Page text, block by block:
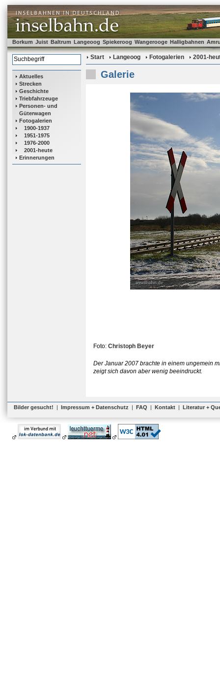
Borkum Juist Baltrum Langeoog Spiekeroog Wangerooge Halligbahnen
Aktuelles
Strecken
Geschichte
Triebfahrzeuge
Personen- und
Güterwagen
Fotogalerien
1900-1937
1951-1975
1976-2000
2001-heute
Erinnerungen
Start Langeoog Fotogalerien 2001-
Galerie
Foto: Christoph Beyer
Der Januar 2007 brachte in einem ungemein
zeigt sich davon aber wenig beeindruckt.
Bilder gesucht! | Impressum + Datenschutz | FAQ | Kontakt | Literatur +